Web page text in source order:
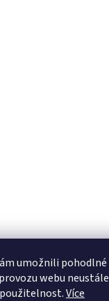
umožnili pohodlné
webu neustále
Více